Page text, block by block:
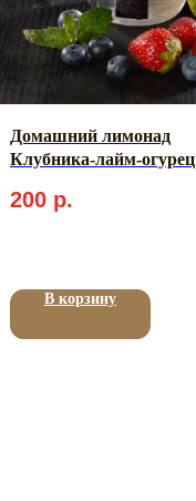
Домашний лимонад
Клубника-лайм-огурец
200 р.
В корзину